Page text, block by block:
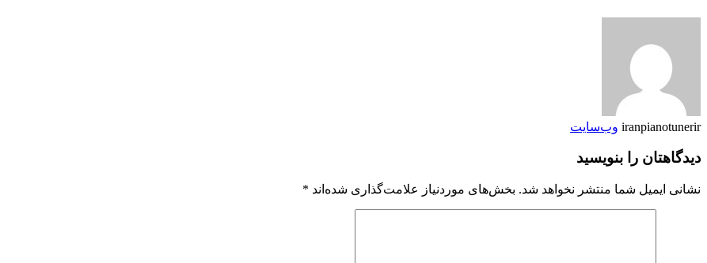
iranpianotunerir وب‌سایت
دیدگاهتان را بنویسید
نشانی ایمیل شما منتشر نخواهد شد. بخش‌های موردنیاز علامت‌گذاری شده‌اند *